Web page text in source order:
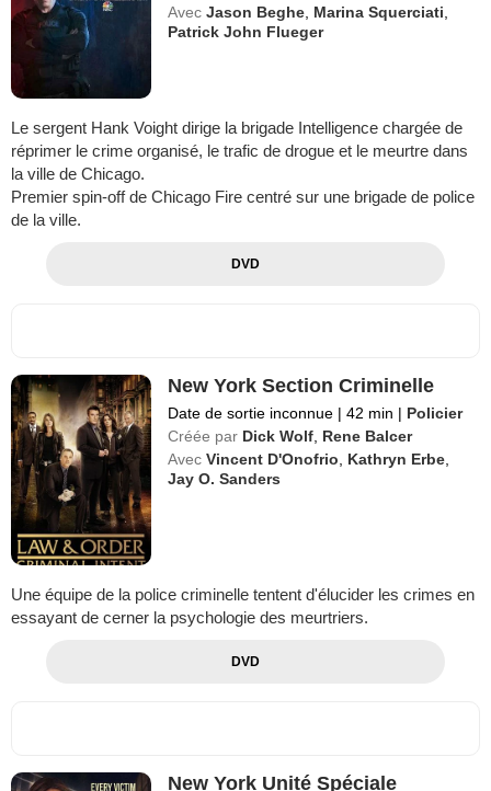
Avec Jason Beghe Marina Squerciati
Patrick John Flueger
Le sergent Hank Voight dirige la brigade Intelligence chargée de
réprimer le crime organisé, le trafic de drogue et le meurtre dans
la ville de Chicago.
Premier spin-off de Chicago Fire centré sur une brigade de police
de la ville.
DVD
New York Section Criminelle
Date de sortie inconnue | 42 min | Policier
Créée par Dick Wolf Rene Balcer
Avec Vincent D'Onofrio Kathryn Erbe
Jay O. Sanders
Une équipe de la police criminelle tentent d'élucider les crimes en
essayant de cerner la psychologie des meurtriers.
DVD
New York Unité Spéciale